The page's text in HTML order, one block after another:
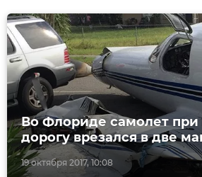
19 октября 2017, 10:08
Во Флориде самолет при
дорогу врезался в две